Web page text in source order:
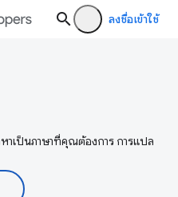
ลงชื่อเข้าใช้
าเป็นภาษาที่คุณต้องการ การแปล